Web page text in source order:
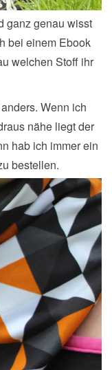
ganz genau wisst
bei einem Ebook
welchen Stoff ihr
Wenn ich
nähe liegt der
hab ich immer ein
bestellen.